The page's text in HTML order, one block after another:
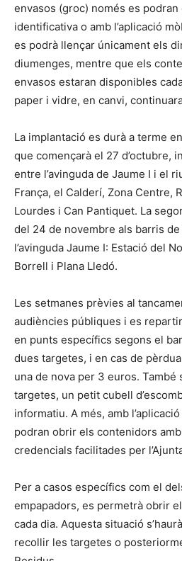
envasos (groc) només es
identificativa o amb l’aplicació
es podrà llençar únicament els
diumenges, mentre que els
envasos estaran disponibles
paper i vidre, en canvi,
La implantació es durà a terme
que començarà el 27 d’octubre,
entre l’avinguda de Jaume I i el
França, el Calderí, Zona Centre,
Lourdes i Can Pantiquet. La
del 24 de novembre als barris de
l’avinguda Jaume I: Estació del
Borrell i Plana Lledó.
Les setmanes prèvies al
audiències públiques i es
en punts específics segons el
dues targetes, i en cas de
una de nova per 3 euros. També
targetes, un petit cubell
informatiu. A més, amb
podran obrir els contenidors
credencials facilitades per
Per a casos específics com el
empapadors, es permetrà obrir
cada dia. Aquesta situació
recollir les targetes o